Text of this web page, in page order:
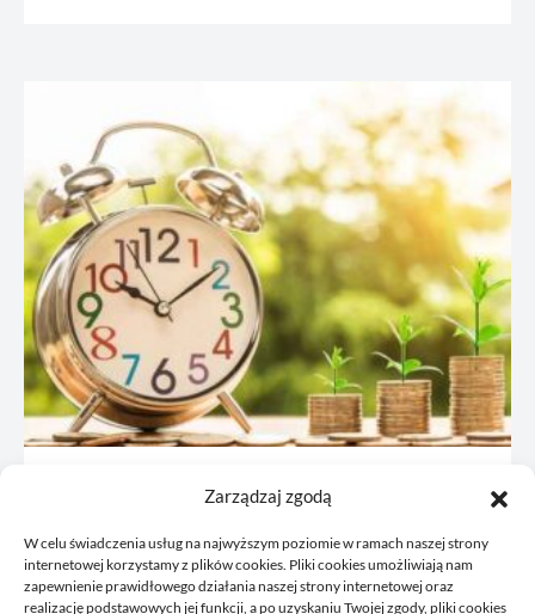
Zarządzaj zgodą
W celu świadczenia usług na najwyższym poziomie w ramach naszej strony
internetowej korzystamy z plików cookies. Pliki cookies umożliwiają nam
zapewnienie prawidłowego działania naszej strony internetowej oraz
realizację podstawowych jej funkcji, a po uzyskaniu Twojej zgody, pliki cookies
JDG: co omówić z księgową przed
21/06/2026